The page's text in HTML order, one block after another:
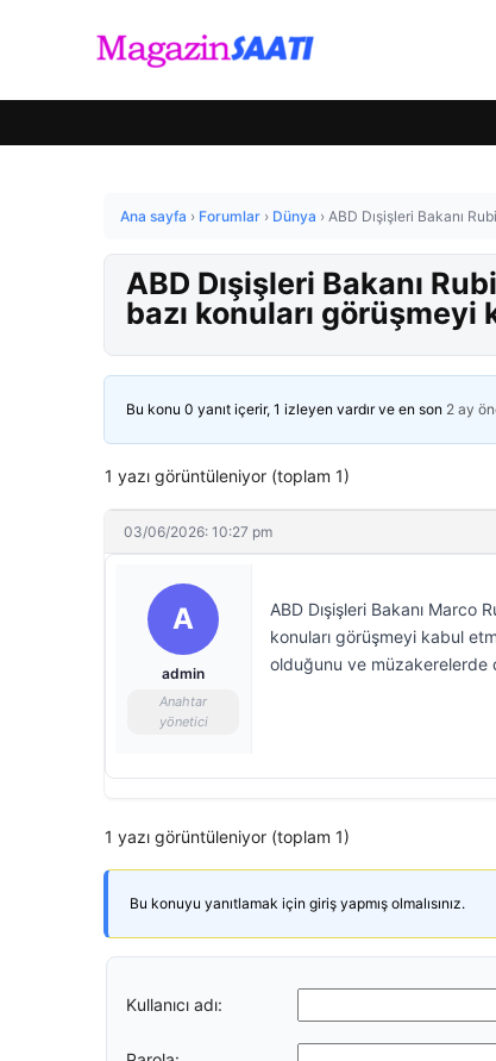
Ana sayfa › Forumlar › Dünya › ABD Dışişleri Bakanı
ABD Dışişleri Bakanı
bazı konuları
Bu konu 0 yanıt içerir, 1 izleyen vardır ve en son 2 ay
1 yazı görüntüleniyor (toplam 1)
03/06/2026: 10:27 pm
A
admin
Anahtar
yönetici
ABD Dışişleri Bakanı Marco
konuları görüşmeyi kabul
olduğunu ve
1 yazı görüntüleniyor (toplam 1)
Bu konuyu yanıtlamak için giriş yapmış olmalısınız.
Kullanıcı adı: